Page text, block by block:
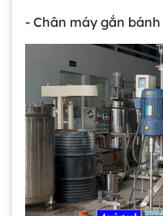
- Chân máy gắn